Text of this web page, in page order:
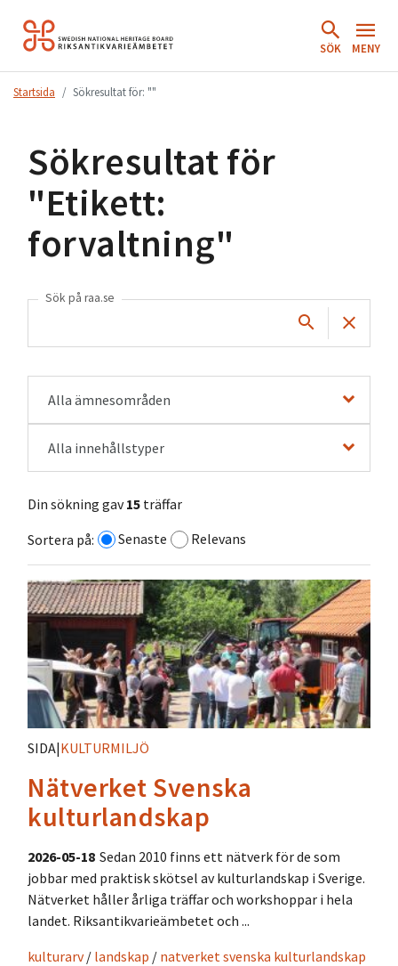
Hoppa
till
SÖK MENY
Startsida Sökresultat för: ""
Sökresultat för
"Etikett:
forvaltning"
Sök på raa.se
Alla ämnesområden
Alla innehållstyper
Din sökning gav15 träffar
Sortera på:
Senaste Relevans
SIDA|KULTURMILJÖ
Nätverket Svenska
kulturlandskap
2026-05-18 Sedan 2010 finns ett nätverk för de som
jobbar med praktisk skötsel av kulturlandskap i Sverige.
Nätverket håller årliga träffar och workshoppar i hela
landet. Riksantikvarieämbetet och ...
kulturarv / landskap / natverket svenska kulturlandskap